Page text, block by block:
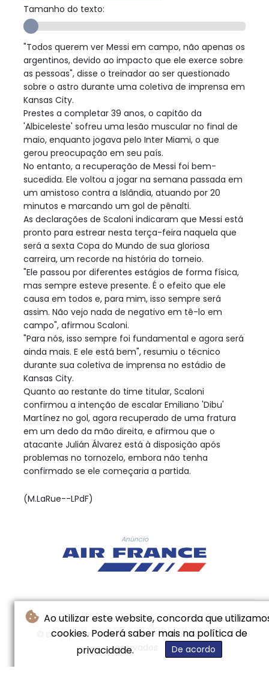
Ao utilizar este website, concorda que
cookies. Poderá saber mais na política de
privacidade.
De acordo
Tamanho do texto:
"Todos querem ver Messi em campo, não apenas os
argentinos, devido ao impacto que ele exerce sobre
as pessoas", disse o treinador ao ser questionado
sobre o astro durante uma coletiva de imprensa em
Kansas City.
Prestes a completar 39 anos, o capitão da
'Albiceleste' sofreu uma lesão muscular no final de
maio, enquanto jogava pelo Inter Miami, o que
gerou preocupação em seu país.
No entanto, a recuperação de Messi foi bem-
sucedida. Ele voltou a jogar na semana passada em
um amistoso contra a Islândia, atuando por 20
minutos e marcando um gol de pênalti.
As declarações de Scaloni indicaram que Messi está
pronto para estrear nesta terça-feira naquela que
será a sexta Copa do Mundo de sua gloriosa
carreira, um recorde na história do torneio.
"Ele passou por diferentes estágios de forma física,
mas sempre esteve presente. É o efeito que ele
causa em todos e, para mim, isso sempre será
assim. Não vejo nada de negativo em tê-lo em
campo", afirmou Scaloni.
"Para nós, isso sempre foi fundamental e agora será
ainda mais. E ele está bem", resumiu o técnico
durante sua coletiva de imprensa no estádio de
Kansas City.
Quanto ao restante do time titular, Scaloni
confirmou a intenção de escalar Emiliano 'Dibu'
Martínez no gol, agora recuperado de uma fratura
em um dedo da mão direita, e afirmou que o
atacante Julián Álvarez está à disposição após
problemas no tornozelo, embora não tenha
confirmado se ele começaria a partida.
(M.LaRue--LPdF)
Anúncio
© Le Pays De France - 2026 - Todos os direitos
reservados